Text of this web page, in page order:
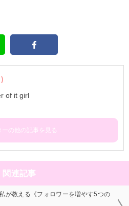
of it girl
ーの他の記事を見る
関連記事
が教える《フォロワーを増やす5つの